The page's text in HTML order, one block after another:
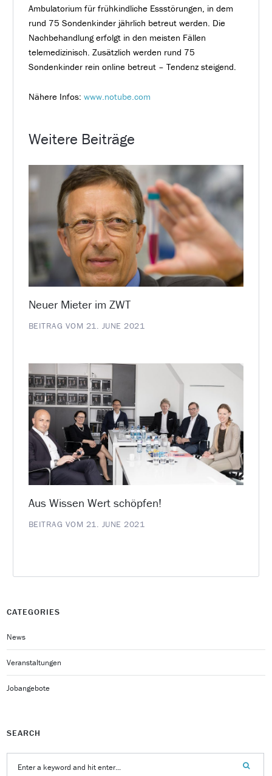
Ambulatorium für frühkindliche Essstörungen, in dem
rund 75 Sondenkinder jährlich betreut werden. Die
Nachbehandlung erfolgt in den meisten Fällen
telemedizinisch. Zusätzlich werden rund 75
Sondenkinder rein online betreut – Tendenz steigend.
Nähere Infos: www.notube.com
Weitere Beiträge
Neuer Mieter im ZWT
BEITRAG VOM 21. JUNE 2021
Aus Wissen Wert schöpfen!
BEITRAG VOM 21. JUNE 2021
CATEGORIES
News
Veranstaltungen
Jobangebote
SEARCH